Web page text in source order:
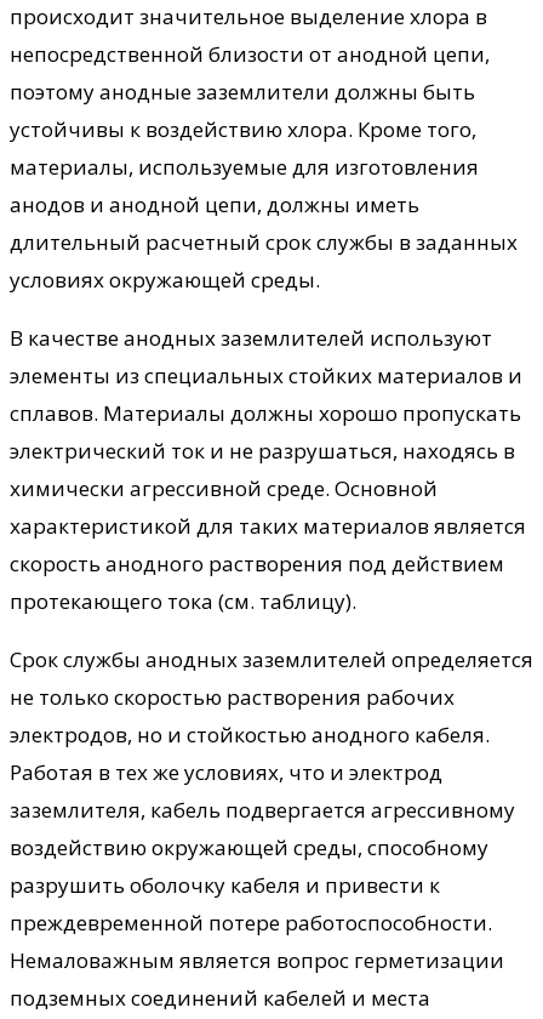
происходит значительное выделение хлора в
непосредственной близости от анодной цепи,
поэтому анодные заземлители должны быть
устойчивы к воздействию хлора. Кроме того,
материалы, используемые для изготовления
анодов и анодной цепи, должны иметь
длительный расчетный срок службы в заданных
условиях окружающей среды.
В качестве анодных заземлителей используют
элементы из специальных стойких материалов и
сплавов. Материалы должны хорошо пропускать
электрический ток и не разрушаться, находясь в
химически агрессивной среде. Основной
характеристикой для таких материалов является
скорость анодного растворения под действием
протекающего тока (см. таблицу).
Срок службы анодных заземлителей определяется
не только скоростью растворения рабочих
электродов, но и стойкостью анодного кабеля.
Работая в тех же условиях, что и электрод
заземлителя, кабель подвергается агрессивному
воздействию окружающей среды, способному
разрушить оболочку кабеля и привести к
преждевременной потере работоспособности.
Немаловажным является вопрос герметизации
подземных соединений кабелей и места